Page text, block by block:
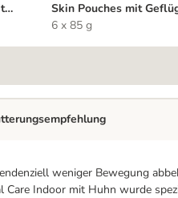
Skin Pouches mit
6 x 85 g
weniger Bewegung
Care Indoor mit Huhn wurde